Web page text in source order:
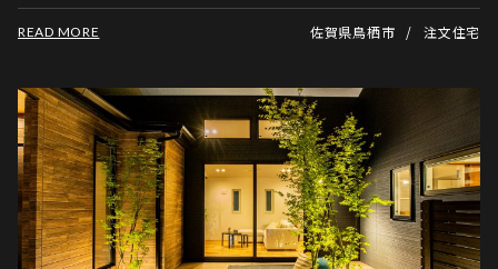
READ MORE 佐賀県鳥栖市 注文住宅